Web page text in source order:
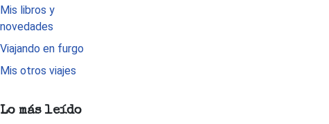
Mis libros y
novedades
Viajando en furgo
Mis otros viajes
Lo más leído